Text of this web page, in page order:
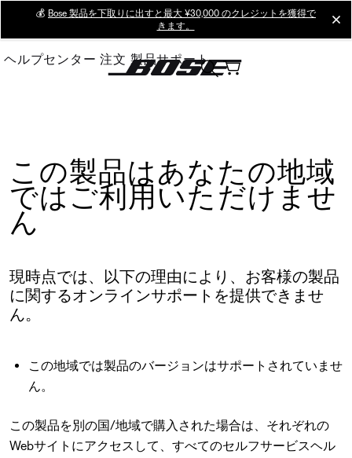
Main
💰 Bose 製品を下取りに出すと最大 ¥30,000 のクレジットを獲得で
きます。
ヘルプセンター 注文 製品サポート
この製品はあなたの地域
ではご利用いただけませ
ん
現時点では、以下の理由により、お客様の製品
に関するオンラインサポートを提供できませ
ん。
この地域では製品のバージョンはサポートされていませ
ん。
この製品を別の国/地域で購入された場合は、それぞれの
Webサイトにアクセスして、すべてのセルフサービスヘル